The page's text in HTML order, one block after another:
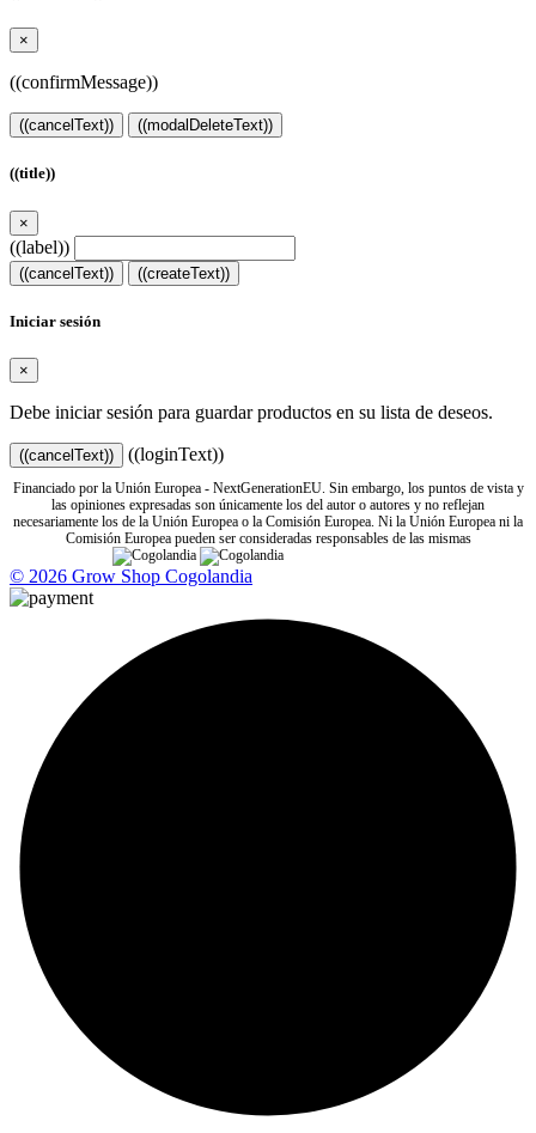
×
((confirmMessage))
((cancelText)) ((modalDeleteText))
((title))
×
((label))
((cancelText)) ((createText))
Iniciar sesión
×
Debe iniciar sesión para guardar productos en su lista de deseos.
((cancelText)) ((loginText))
Financiado por la Unión Europea - NextGenerationEU. Sin embargo, los puntos de vista y
las opiniones expresadas son únicamente los del autor o autores y no reflejan
necesariamente los de la Unión Europea o la Comisión Europea. Ni la Unión Europea ni la
Comisión Europea pueden ser consideradas responsables de las mismas
© 2026 Grow Shop Cogolandia